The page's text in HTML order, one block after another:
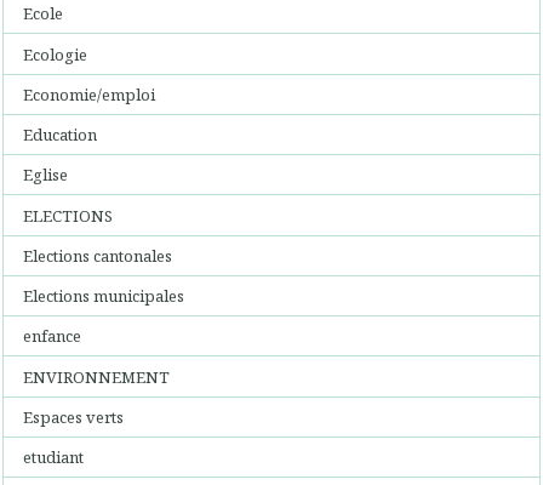
Ecole
Ecologie
Economie/emploi
Education
Eglise
ELECTIONS
Elections cantonales
Elections municipales
enfance
ENVIRONNEMENT
Espaces verts
etudiant